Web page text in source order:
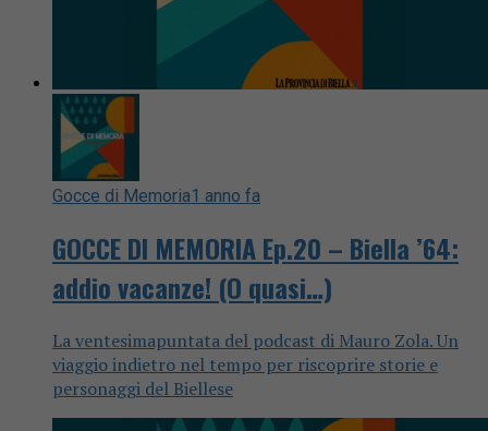
Gocce di Memoria1 anno fa
GOCCE DI MEMORIA Ep.20 – Biella ’64:
addio vacanze! (O quasi…)
La ventesimapuntata del podcast di Mauro Zola. Un
viaggio indietro nel tempo per riscoprire storie e
personaggi del Biellese